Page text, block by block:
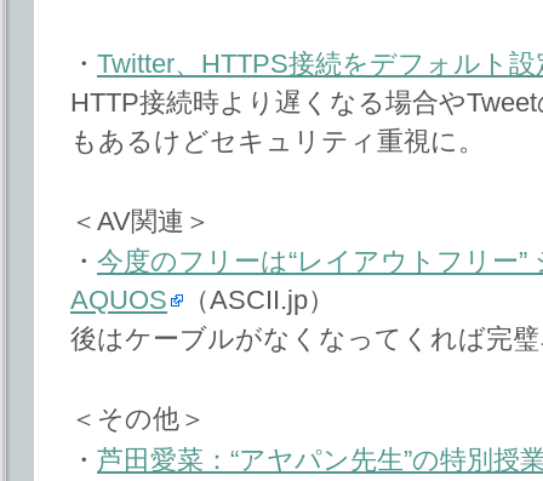
・ Twitter、HTTPS接続をデフォルト設
HTTP接続時より遅くなる場合や
もあるけどセキュリティ重視に。
＜AV関連＞
・ 今度のフリーは“レイアウトフリー”
AQUOS
（ASCII.jp）
後はケーブルがなくなってくれば完
＜その他＞
・ 芦田愛菜：“アヤパン先生”の特別授